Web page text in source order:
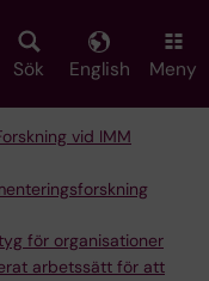
Sök English Meny
vid IMM
för organisationer
arbetssätt för att